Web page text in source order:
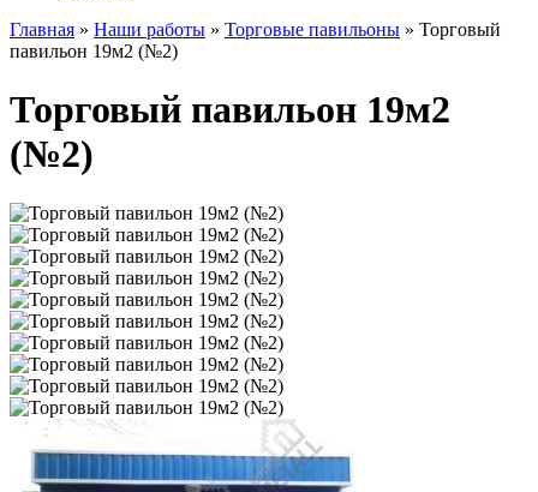
Главная » Наши работы » Торговые павильоны » Торговый
павильон 19м2 (№2)
Торговый павильон 19м2
(№2)